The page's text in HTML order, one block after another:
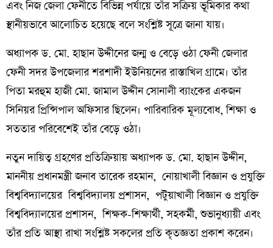
এবং নিজ জেলা ফেনীতে বিভিন্ন পর্যায়ে তাঁর সক্রিয় ভূমিকার কথা
স্থানীয়ভাবে আলোচিত হয়েছে বলে সংশ্লিষ্ট সূত্রে জানা যায়।
অধ্যাপক ড. মো. হাছান উদ্দীনের জন্ম ও বেড়ে ওঠা ফেনী জেলার
ফেনী সদর উপজেলার শরশাদী ইউনিয়নের রাস্তাখিল গ্রামে। তাঁর
পিতা মরহুম হাজী মো. জামাল উদ্দীন সোনালী ব্যাংকের একজন
সিনিয়র প্রিন্সিপাল অফিসার ছিলেন। পারিবারিক মূল্যবোধ, শিক্ষা ও
সততার পরিবেশেই তাঁর বেড়ে ওঠা।
নতুন দায়িত্ব গ্রহণের প্রতিক্রিয়ায় অধ্যাপক ড. মো. হাছান উদ্দীন,
মাননীয় প্রধানমন্ত্রী জনাব তারেক রহমান, নোয়াখালী বিজ্ঞান ও প্রযুক্তি
বিশ্ববিদ্যালয়ের বিশ্ববিদ্যালয় প্রশাসন, পটুয়াখালী বিজ্ঞান ও প্রযুক্তি
বিশ্ববিদ্যালয়ের প্রশাসন, শিক্ষক-শিক্ষার্থী, সহকর্মী, শুভানুধ্যায়ী এবং
তাঁর প্রতি আস্থা রাখা সংশ্লিষ্ট সকলের প্রতি কৃতজ্ঞতা প্রকাশ করেন।